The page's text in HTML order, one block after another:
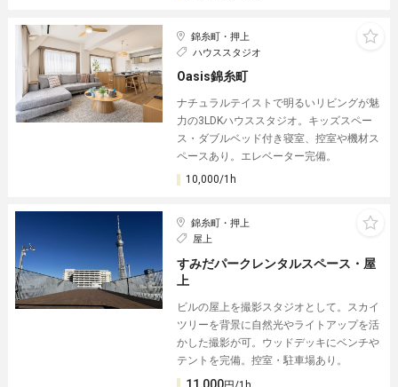
錦糸町・押上
ハウススタジオ
Oasis錦糸町
ナチュラルテイストで明るいリビングが魅
力の3LDKハウススタジオ。キッズスペー
ス・ダブルベッド付き寝室、控室や機材ス
ペースあり。エレベーター完備。
10,000/1h
錦糸町・押上
屋上
すみだパークレンタルスペース・屋
上
ビルの屋上を撮影スタジオとして。スカイ
ツリーを背景に自然光やライトアップを活
かした撮影が可。ウッドデッキにベンチや
テントを完備。控室・駐車場あり。
11,000